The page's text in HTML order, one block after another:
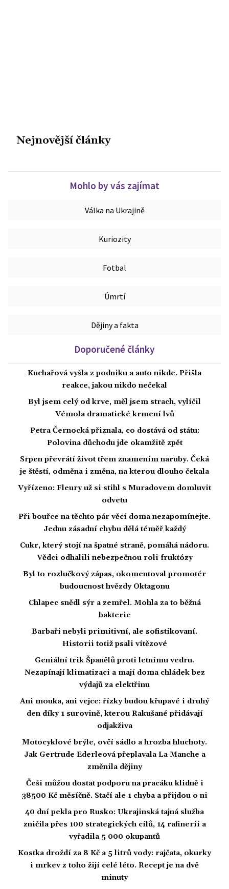
Nejnovější články
Mohlo by vás zajímat
Válka na Ukrajině
Kuriozity
Fotbal
Úmrtí
Dějiny a fakta
Doporučené články
Kuchařová vyšla z podniku a auto nikde. Přišla
reakce, jakou nikdo nečekal
Byl jsem celý od krve, měl jsem strach, vylíčil
Vémola dramatické krmení lvů
Petra Černocká přiznala, co dostává od státu:
Polovina důchodu jde okamžitě zpět
Srpen převrátí život třem znamením naruby. Čeká
je štěstí, odměna i změna, na kterou dlouho čekala
Vyřízeno: Fleury už si stihl s Muradovem domluvit
odvetu
Při bouřce na těchto pár věcí doma nezapomínejte.
Jednu zásadní chybu dělá téměř každý
Cukr, který stojí na špatné straně, pomáhá nádoru.
Vědci odhalili nebezpečnou roli fruktózy
Byl to rozlučkový zápas, okomentoval promotér
budoucnost hvězdy Oktagonu
Chlapec snědl sýr a zemřel. Mohla za to běžná
bakterie
Barbaři nebyli primitivní, ale sofistikovaní.
Historii totiž psali vítězové
Geniální trik Španělů proti letnímu vedru.
Nezapínají klimatizaci a mají doma chládek bez
výdajů za elektřinu
Ani mouka, ani vejce: řízky budou křupavé i druhý
den díky 1 surovině, kterou Rakušané přidávají
odjakživa
Motocyklové brýle, ovčí sádlo a hrozba hluchoty.
Jak Gertrude Ederleová přeplavala La Manche a
změnila dějiny
Češi můžou dostat podporu na pracáku klidně i
38500 Kč měsíčně. Stačí ale 1 chyba a přijdou o ni
40 dní pekla pro Rusko: Ukrajinská tajná služba
zničila přes 100 strategických cílů, 14 rafinerií a
vyřadila 5 000 okupantů
Kostka droždí za 8 Kč a 5 litrů vody: rajčata, okurky
i mrkev z toho žijí celé léto. Recept je na dvě
minuty